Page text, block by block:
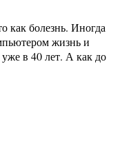
как болезнь. Иногда
жизнь и
в 40 лет. А как до